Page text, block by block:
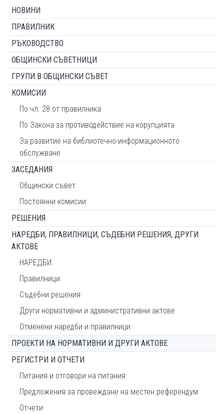
НОВИНИ
ПРАВИЛНИК
РЪКОВОДСТВО
ОБЩИНСКИ СЪВЕТНИЦИ
ГРУПИ В ОБЩИНСКИ СЪВЕТ
КОМИСИИ
По чл. 28 от правилника
По Закона за противодействие на корупцията
За развитие на библиотечно-информационното
обслужване
ЗАСЕДАНИЯ
Общински съвет
Постоянни комисии
РЕШЕНИЯ
НАРЕДБИ, ПРАВИЛНИЦИ, СЪДЕБНИ РЕШЕНИЯ, ДРУГИ
АКТОВЕ
НАРЕДБИ
Правилници
Съдебни решения
Други нормативни и административни актове
Отменени наредби и правилници
ПРОЕКТИ НА НОРМАТИВНИ И ДРУГИ АКТОВЕ
РЕГИСТРИ И ОТЧЕТИ
Питания и отговори на питания
Предложения за провеждане на местен референдум
Отчети